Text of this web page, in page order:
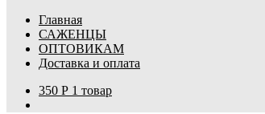
Главная
САЖЕНЦЫ
ОПТОВИКАМ
Доставка и оплата
350 Р 1 товар